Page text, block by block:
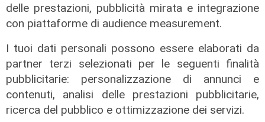
delle prestazioni, pubblicità mirata e integrazione
con piattaforme di audience measurement.
I tuoi dati personali possono essere elaborati da
partner terzi selezionati per le seguenti finalità
pubblicitarie: personalizzazione di annunci e
contenuti, analisi delle prestazioni pubblicitarie,
ricerca del pubblico e ottimizzazione dei servizi.